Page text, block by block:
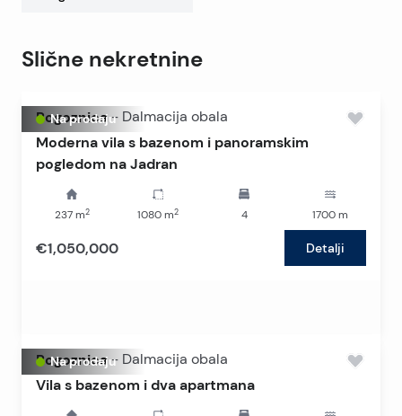
Slične nekretnine
Na prodaju
Rogoznica - Dalmacija obala
Moderna vila s bazenom i panoramskim
pogledom na Jadran
237m2 1080 m2 4 1700 m
€1,050,000 Detalji
Na prodaju
Rogoznica - Dalmacija obala
Vila s bazenom i dva apartmana